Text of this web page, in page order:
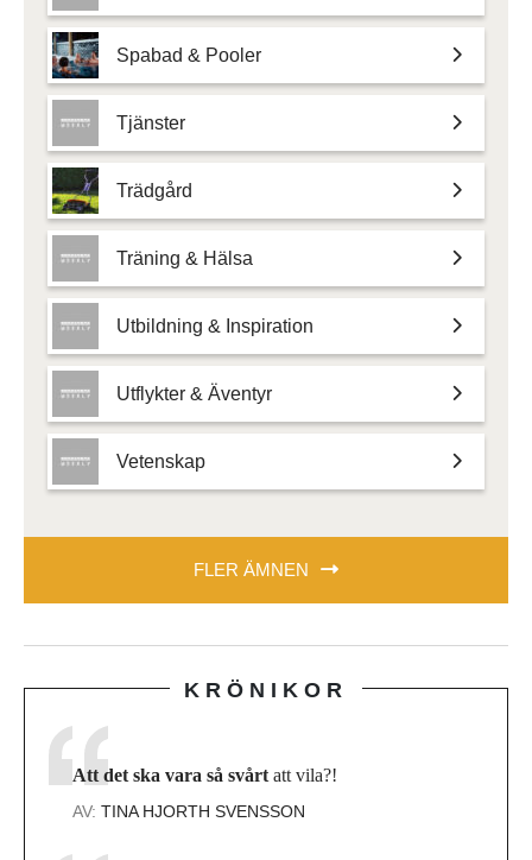
Spabad & Pooler
Tjänster
Trädgård
Träning & Hälsa
Utbildning & Inspiration
Utflykter & Äventyr
Vetenskap
FLER ÄMNEN
KRÖNIKOR
Att det ska vara så svårt att vila?!
AV: TINA HJORTH SVENSSON